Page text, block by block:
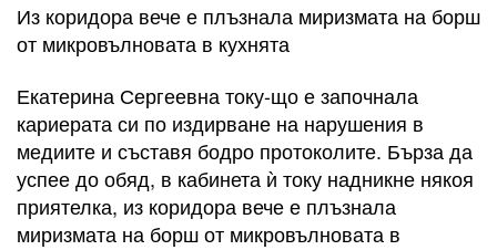
Из коридора вече е плъзнала миризмата на борш
от микровълновата в кухнята
Екатерина Сергеевна току-що е започнала
кариерата си по издирване на нарушения в
медиите и съставя бодро протоколите. Бърза да
успее до обяд, в кабинета ѝ току надникне някоя
приятелка, из коридора вече е плъзнала
миризмата на борш от микровълновата в